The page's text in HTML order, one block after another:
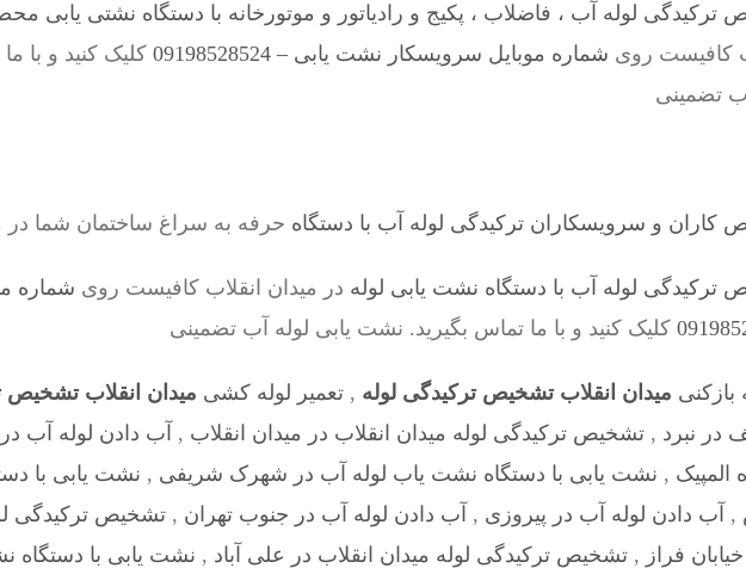
ترکیدگی لوله آب ، فاضلاب ، پکیج و رادیاتور و موتورخانه با دستگاه نشتی یابی
کافیست روی شماره موبایل سرویسکار نشت یابی – 09198528524
کلیک کنید و با
تضمینی
کاران و سرویسکاران ترکیدگی لوله آب با دستگاه حرفه به سراغ ساختمان شما در
ترکیدگی لوله آب با دستگاه نشت یابی لوله در میدان انقلاب کافیست روی شماره
کلیک کنید و با ما تماس بگیرید. نشت یابی لوله آب تضمینی
بازکنی میدان انقلاب تشخیص ترکیدگی لوله ,تعمیر لوله کشی میدان انقلاب تشخیص
در نبرد ,تشخیص ترکیدگی لوله میدان انقلاب در میدان انقلاب , آب دادن لوله آب
المپیک , نشت یابی با دستگاه نشت یاب لوله آب در شهرک شریفی ,
, آب دادن لوله آب در پیروزی , آب دادن لوله آب در جنوب تهران , تشخیص ترکیدگی
خیابان فراز ,تشخیص ترکیدگی لوله میدان انقلاب در علی آباد , نشت یابی با دستگاه